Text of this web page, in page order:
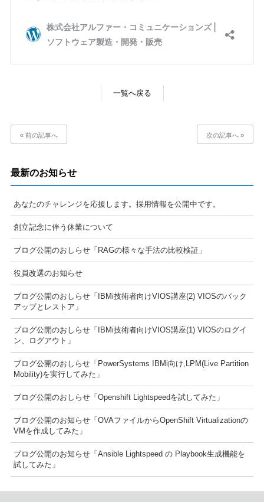
一覧へ戻る
« 前の記事へ 次の記事へ »
最新のお知らせ
あなたのチャレンジを応援します。採用情報を公開中です。
創立記念に伴う休業について
ブログ公開のおしらせ「RAGの様々な手法の比較検証」
役員改選のお知らせ
ブログ公開のおしらせ「IBMi技術者向けVIOS講座(2) VIOSのバック
アップとレストア」
ブログ公開のおしらせ「IBMi技術者向けVIOS講座(1) VIOSのログイ
ン、ログアウト」
ブログ公開のおしらせ「PowerSystems IBMi向け,LPM(Live Partition
Mobility)を実行してみた」
ブログ公開のおしらせ「Openshift Lightspeedを試してみた」
ブログ公開のお知らせ「OVAファイルからOpenShift Virtualizationの
VMを作成してみた」
ブログ公開のお知らせ「Ansible Lightspeed の Playbook生成機能を
試してみた」